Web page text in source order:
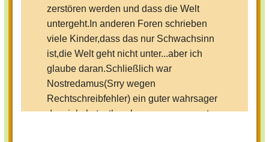
zerstören werden und dass die Welt
untergeht.In anderen Foren schrieben
viele Kinder,dass das nur Schwachsinn
ist,die Welt geht nicht unter...aber ich
glaube daran.Schließlich war
Nostredamus(Srry wegen
Rechtschreibfehler) ein guter wahrsager
der viele katasthrophen voraus gesagt